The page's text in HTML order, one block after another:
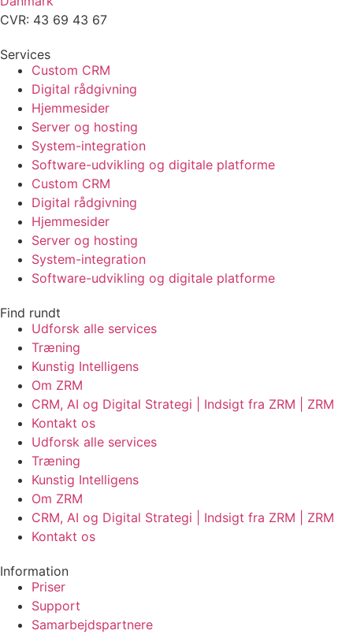
CVR: 43 69 43 67
Services
Custom CRM
Digital rådgivning
Hjemmesider
Server og hosting
System-integration
Software-udvikling og digitale platforme
Custom CRM
Digital rådgivning
Hjemmesider
Server og hosting
System-integration
Software-udvikling og digitale platforme
Find rundt
Udforsk alle services
Træning
Kunstig Intelligens
Om ZRM
CRM, AI og Digital Strategi | Indsigt fra ZRM | ZRM
Kontakt os
Udforsk alle services
Træning
Kunstig Intelligens
Om ZRM
CRM, AI og Digital Strategi | Indsigt fra ZRM | ZRM
Kontakt os
Information
Priser
Support
Samarbejdspartnere